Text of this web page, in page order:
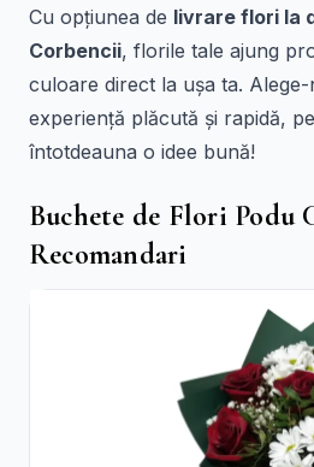
Cu opțiunea de livrare flori la
Corbencii, florile tale ajung
culoare direct la ușa ta.
experiență plăcută și rapidă,
întotdeauna o idee bună!
Buchete de Flori Podu
Recomandari